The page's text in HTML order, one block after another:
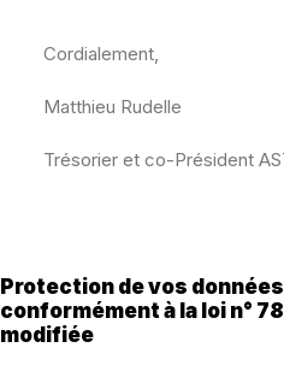
Cordialement,
Matthieu Rudelle
Trésorier et co-Président
Protection de vos
conformément à la loi n°
modifiée